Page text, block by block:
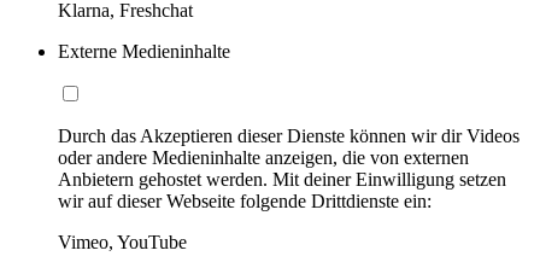
Klarna, Freshchat
Externe Medieninhalte
Durch das Akzeptieren dieser Dienste können wir dir Videos
oder andere Medieninhalte anzeigen, die von externen
Anbietern gehostet werden. Mit deiner Einwilligung setzen
wir auf dieser Webseite folgende Drittdienste ein:
Vimeo, YouTube